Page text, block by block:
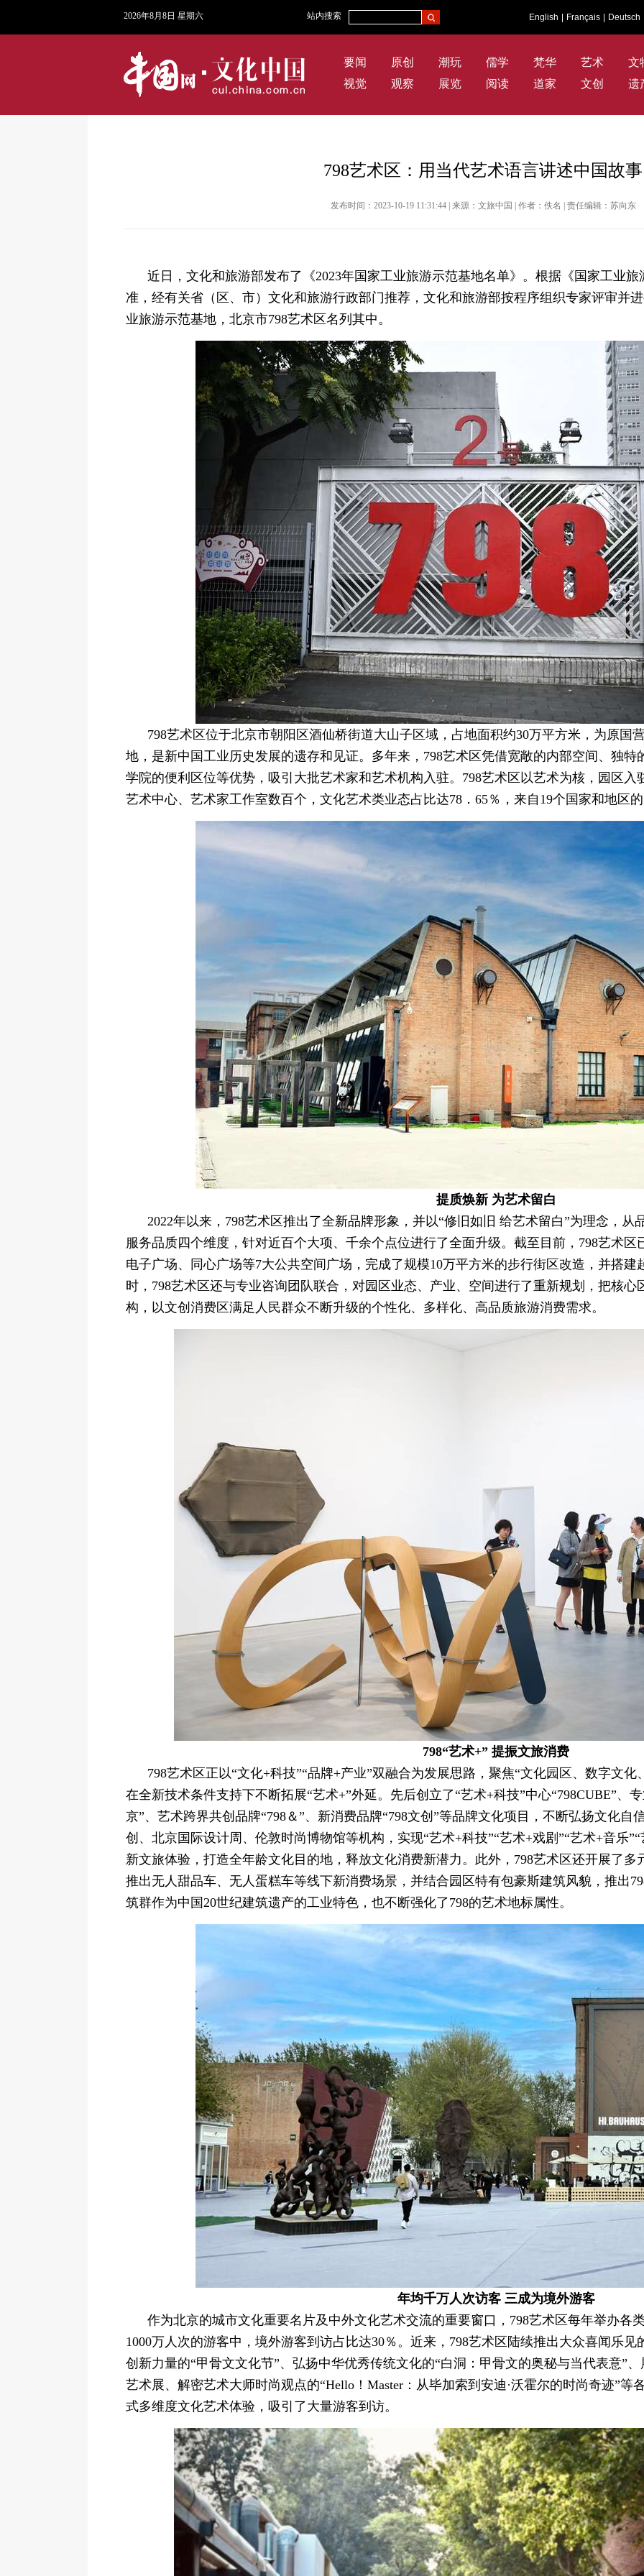
2026年8月8日 星期六 站内搜索 English Français Deutsch
要闻 原创 潮玩 儒学 梵华 艺术
文
视觉
观察 展览 阅读 道家 文创 遗
798艺术区：用当代艺术语言讲述中国故事
发布时间：2023-10-19 11:31:44 | 来源：文旅中国 | 作者：佚名 | 责任编辑：苏向东
近日，文化和旅游部发布了《2023年国家工业旅游示范基地名单》。根据《国家工业
准，经有关省（区、市）文化和旅游行政部门推荐，文化和旅游部按程序组织专家评审并
业旅游示范基地，北京市798艺术区名列其中。
798艺术区位于北京市朝阳区酒仙桥街道大山子区域，占地面积约30万平方米，为原国
地，是新中国工业历史发展的遗存和见证。多年来，798艺术区凭借宽敞的内部空间、独
学院的便利区位等优势，吸引大批艺术家和艺术机构入驻。798艺术区以艺术为核，园区
艺术中心、艺术家工作室数百个，文化艺术类业态占比达78．65％，来自19个国家和地区
提质焕新 为艺术留白
2022年以来，798艺术区推出了全新品牌形象，并以“修旧如旧 给艺术留白”为理念，从
服务品质四个维度，针对近百个大项、千余个点位进行了全面升级。截至目前，798艺术
电子广场、同心广场等7大公共空间广场，完成了规模10万平方米的步行街区改造，并搭建
时，798艺术区还与专业咨询团队联合，对园区业态、产业、空间进行了重新规划，把核
构，以文创消费区满足人民群众不断升级的个性化、多样化、高品质旅游消费需求。
798“艺术+” 提振文旅消费
798艺术区正以“文化+科技”“品牌+产业”双融合为发展思路，聚焦“文化园区、数字文
在全新技术条件支持下不断拓展“艺术+”外延。先后创立了“艺术+科技”中心“798CUBE”、
京”、艺术跨界共创品牌“798＆”、新消费品牌“798文创”等品牌文化项目，不断弘扬文化自
创、北京国际设计周、伦敦时尚博物馆等机构，实现“艺术+科技”“艺术+戏剧”“艺术+音乐
新文旅体验，打造全年龄文化目的地，释放文化消费新潜力。此外，798艺术区还开展了
推出无人甜品车、无人蛋糕车等线下新消费场景，并结合园区特有包豪斯建筑风貌，推出
筑群作为中国20世纪建筑遗产的工业特色，也不断强化了798的艺术地标属性。
年均千万人次访客 三成为境外游客
作为北京的城市文化重要名片及中外文化艺术交流的重要窗口，798艺术区每年举办各
1000万人次的游客中，境外游客到访占比达30％。近来，798艺术区陆续推出大众喜闻乐
创新力量的“甲骨文文化节”、弘扬中华优秀传统文化的“白洞：甲骨文的奥秘与当代表意”
艺术展、解密艺术大师时尚观点的“Hello！Master：从毕加索到安迪·沃霍尔的时尚奇迹”等
式多维度文化艺术体验，吸引了大量游客到访。